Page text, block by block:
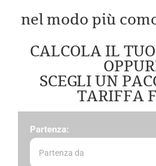
nel modo più
CALCOLA IL TUO
SCEGLI UN
TARIFFA
Partenza: